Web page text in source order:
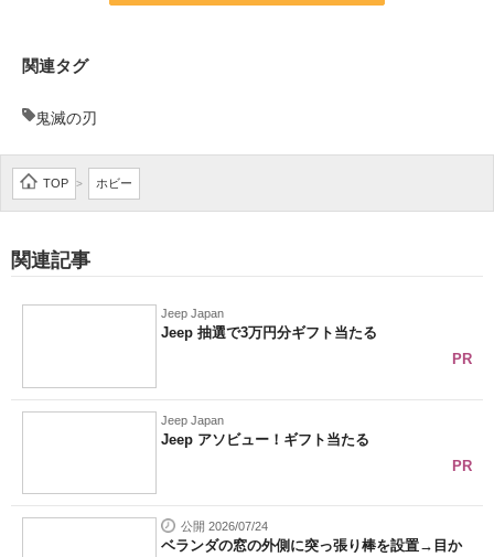
関連タグ
鬼滅の刃
TOP > ホビー
関連記事
Jeep Japan
Jeep 抽選で3万円分ギフト当たる
PR
Jeep Japan
Jeep アソビュー！ギフト当たる
PR
公開 2026/07/24
ベランダの窓の外側に突っ張り棒を設置→目か